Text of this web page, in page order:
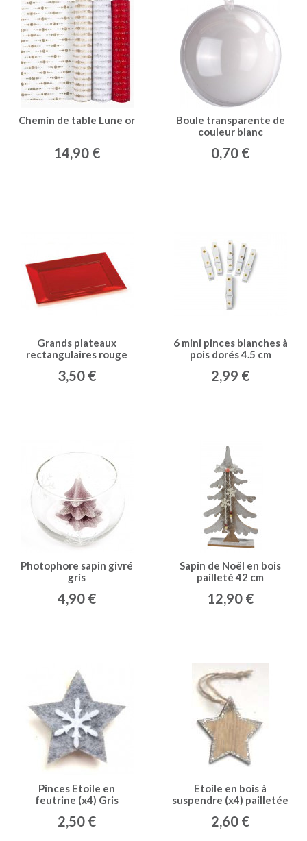
Chemin de table Lune or
14,90 €
Boule transparente de
couleur blanc
0,70 €
Grands plateaux
rectangulaires rouge
3,50 €
6 mini pinces blanches à
pois dorés 4.5 cm
2,99 €
Photophore sapin givré
gris
4,90 €
Sapin de Noël en bois
pailleté 42 cm
12,90 €
Pinces Etoile en
feutrine (x4) Gris
2,50 €
Etoile en bois à
suspendre (x4) pailletée
2,60 €